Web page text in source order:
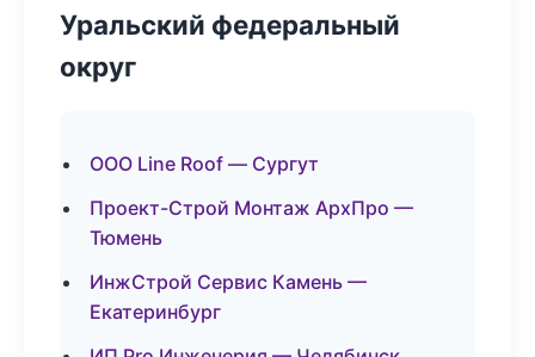
Уральский федеральный
округ
ООО Line Roof — Сургут
Проект-Строй Монтаж АрхПро —
Тюмень
ИнжСтрой Сервис Камень —
Екатеринбург